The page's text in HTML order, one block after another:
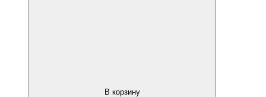
В корзину